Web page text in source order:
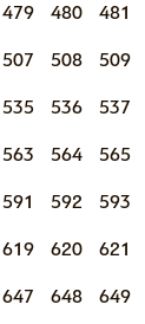
479 480 481
507 508 509
535 536 537
563 564 565
591 592 593
619 620 621
647 648 649